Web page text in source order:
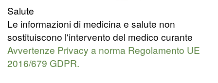
Salute
Le informazioni di medicina e salute non
sostituiscono l'intervento del medico curante
Avvertenze Privacy a norma Regolamento UE
2016/679 GDPR.